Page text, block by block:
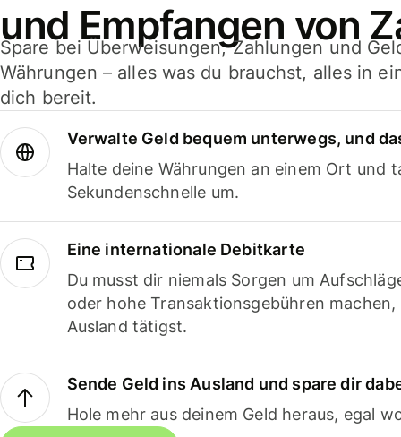
und Empfangen von
Spare bei Überweisungen, Zahlungen und
Währungen – alles was du brauchst, alles in
dich bereit.
Verwalte Geld bequem unterwegs, und
Halte deine Währungen an einem Ort und
Sekundenschnelle um.
Eine internationale Debitkarte
Du musst dir niemals Sorgen um
oder hohe Transaktionsgebühren
Ausland tätigst.
Sende Geld ins Ausland und spare dir
Hole mehr aus deinem Geld heraus, egal